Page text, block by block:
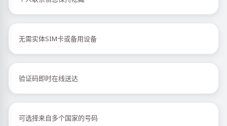
无需实体SIM卡或备用设备
验证码即时在线送达
可选择来自多个国家的号码